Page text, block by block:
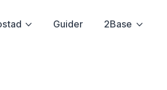
Guider 2Base